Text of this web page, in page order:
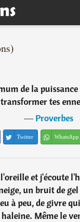
de la
tes
―Proverbes
Twitter WhatsApp
l'oreille et j'écoute
un bruit de
à peu, de givre
Même le